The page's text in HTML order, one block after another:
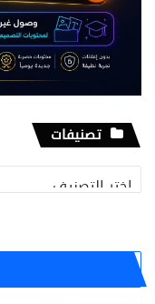
تصنيفات
تصنيفات